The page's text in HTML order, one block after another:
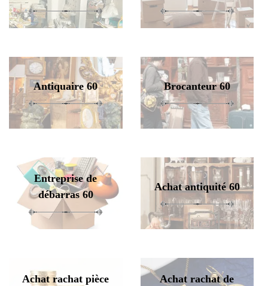
Antiquaire 60 Brocanteur 60
Entreprise de
débarras 60
Achat antiquité 60
Achat rachat pièce
Achat rachat de